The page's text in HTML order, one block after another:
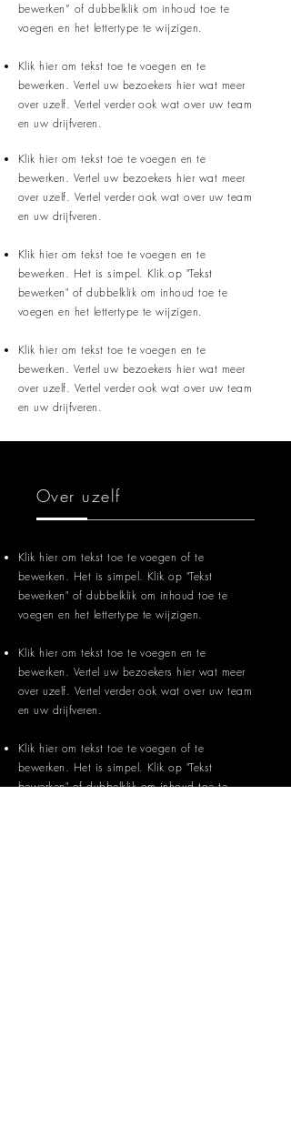
bewerken” of dubbelklik om inhoud toe te
voegen en het lettertype te wijzigen.
Klik hier om tekst toe te voegen en te
bewerken. Vertel uw bezoekers hier wat meer
over uzelf. Vertel verder ook wat over uw team
en uw drijfveren.
Klik hier om tekst toe te voegen en te
bewerken. Vertel uw bezoekers hier wat meer
over uzelf. Vertel verder ook wat over uw team
en uw drijfveren.
Klik hier om tekst toe te voegen en te
bewerken. Het is simpel. Klik op "Tekst
bewerken" of dubbelklik om inhoud toe te
voegen en het lettertype te wijzigen.
Klik hier om tekst toe te voegen en te
bewerken. Vertel uw bezoekers hier wat meer
over uzelf. Vertel verder ook wat over uw team
en uw drijfveren.
Over uzelf
Klik hier om tekst toe te voegen of te
bewerken. Het is simpel. Klik op "Tekst
bewerken" of dubbelklik om inhoud toe te
voegen en het lettertype te wijzigen.
Klik hier om tekst toe te voegen en te
bewerken. Vertel uw bezoekers hier wat meer
over uzelf. Vertel verder ook wat over uw team
en uw drijfveren.
Klik hier om tekst toe te voegen of te
bewerken. Het is simpel. Klik op "Tekst
bewerken" of dubbelklik om inhoud toe te